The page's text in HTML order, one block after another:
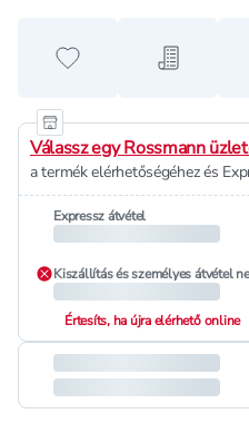
Hozzáadás a
Válassz egy Rossmann
a termék elérhetőségéhez és
Expressz átvétel
Kiszállítás és személyes átvétel
Értesíts, ha újra elérhető online